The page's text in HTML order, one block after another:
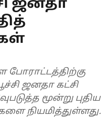
ஜனதா
போராட்டத்திற்கு
ஜனதா கட்சி
மூன்று புதிய
நியமித்துள்ளது.